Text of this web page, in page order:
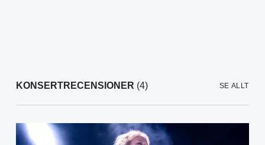
KONSERTRECENSIONER (4) SE ALLT